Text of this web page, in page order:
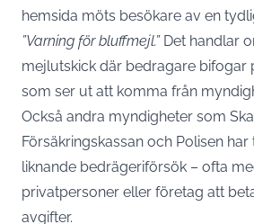
hemsida möts besökare av en
”Varning för bluffmejl.”Det handlar
mejlutskick där bedragare bifogar
som ser ut att komma från
Också andra myndigheter som
Försäkringskassan och Polisen
liknande bedrägeriförsök – ofta
privatpersoner eller företag att
avgifter.